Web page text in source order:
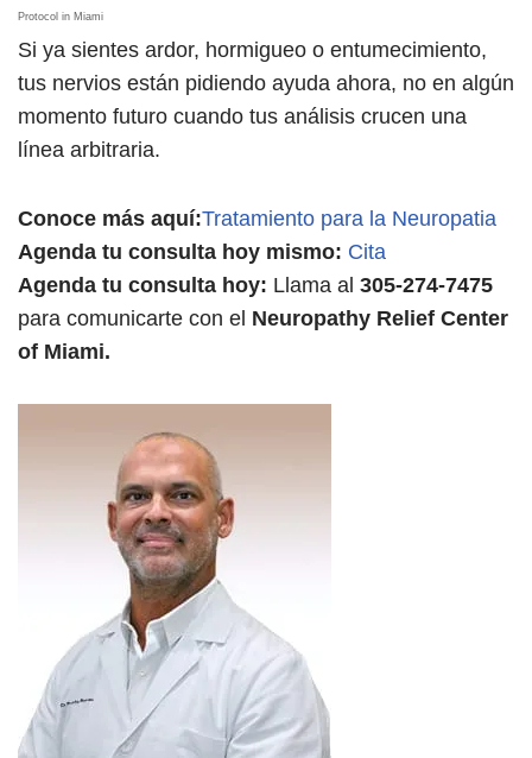
Protocol in Miami
Si ya sientes ardor, hormigueo o entumecimiento,
tus nervios están pidiendo ayuda ahora, no en algún
momento futuro cuando tus análisis crucen una
línea arbitraria.
Conoce más aquí:Tratamiento para la Neuropatia
Agenda tu consulta hoy mismo: Cita
Agenda tu consulta hoy: Llama al 305-274-7475
para comunicarte con el Neuropathy Relief Center
of Miami.